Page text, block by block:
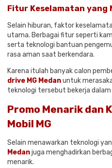
Fitur Keselamatan yang
Selain hiburan, faktor
utama. Berbagai fitur seperti
serta teknologi bantuan
rasa aman saat berkendara.
Karena itulah banyak calon
drive MG Medanuntuk
teknologi tersebut bekerja
Promo Menarik dan
Mobil MG
Selain menawarkan teknologi
Medanjuga menghadirkan
menarik.